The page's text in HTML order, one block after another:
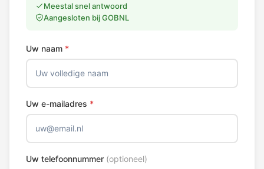
Meestal snel antwoord
Aangesloten bij GOBNL
Uw naam *
Uw e-mailadres *
Uw telefoonnummer (optioneel)